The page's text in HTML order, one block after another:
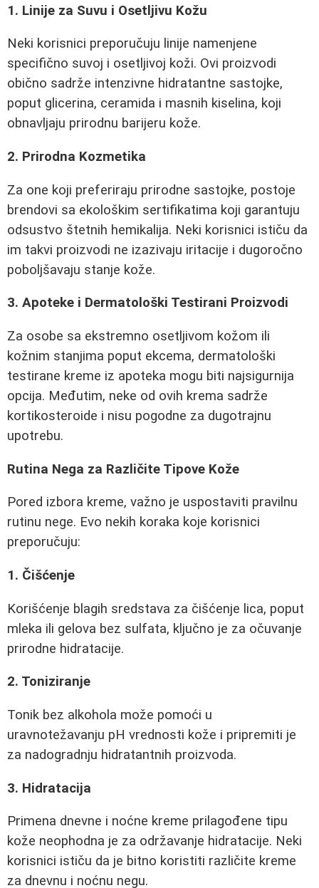
1. Linije za Suvu i Osetljivu Kožu
Neki korisnici preporučuju linije namenjene
specifično suvoj i osetljivoj koži. Ovi proizvodi
obično sadrže intenzivne hidratantne sastojke,
poput glicerina, ceramida i masnih kiselina, koji
obnavljaju prirodnu barijeru kože.
2. Prirodna Kozmetika
Za one koji preferiraju prirodne sastojke, postoje
brendovi sa ekološkim sertifikatima koji garantuju
odsustvo štetnih hemikalija. Neki korisnici ističu da
im takvi proizvodi ne izazivaju iritacije i dugoročno
poboljšavaju stanje kože.
3. Apoteke i Dermatološki Testirani Proizvodi
Za osobe sa ekstremno osetljivom kožom ili
kožnim stanjima poput ekcema, dermatološki
testirane kreme iz apoteka mogu biti najsigurnija
opcija. Međutim, neke od ovih krema sadrže
kortikosteroide i nisu pogodne za dugotrajnu
upotrebu.
Rutina Nega za Različite Tipove Kože
Pored izbora kreme, važno je uspostaviti pravilnu
rutinu nege. Evo nekih koraka koje korisnici
preporučuju:
1. Čišćenje
Korišćenje blagih sredstava za čišćenje lica, poput
mleka ili gelova bez sulfata, ključno je za očuvanje
prirodne hidratacije.
2. Toniziranje
Tonik bez alkohola može pomoći u
uravnotežavanju pH vrednosti kože i pripremiti je
za nadogradnju hidratantnih proizvoda.
3. Hidratacija
Primena dnevne i noćne kreme prilagođene tipu
kože neophodna je za održavanje hidratacije. Neki
korisnici ističu da je bitno koristiti različite kreme
za dnevnu i noćnu negu.